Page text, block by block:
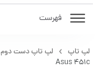
فهرست
لپ تاپ لپ تاپ دست دوم
Asus 451c